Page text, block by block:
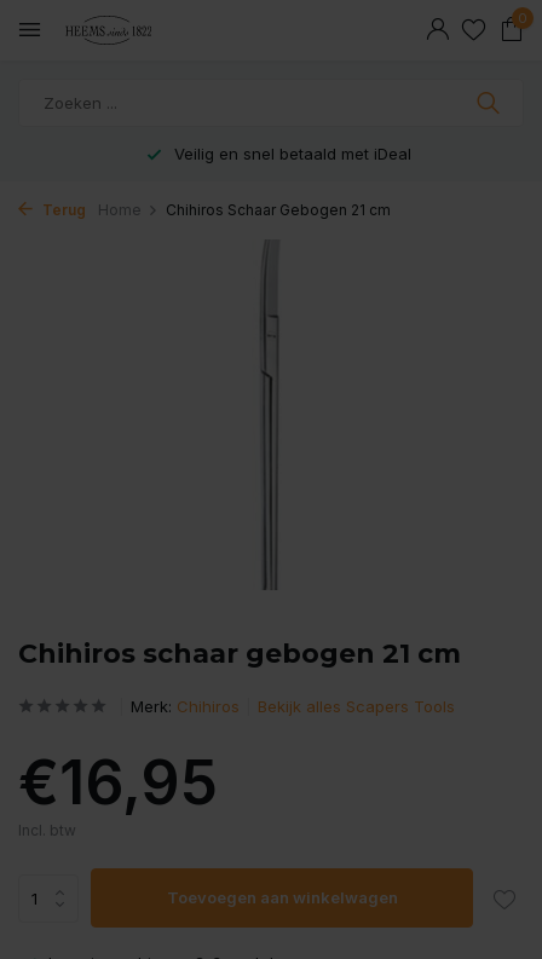
0
Veilig en snel betaald met iDeal
Terug Home Chihiros Schaar Gebogen 21 cm
Chihiros schaar gebogen 21 cm
Merk: Chihiros Bekijk alles Scapers Tools
€16,95
Incl. btw
Toevoegen aan winkelwagen